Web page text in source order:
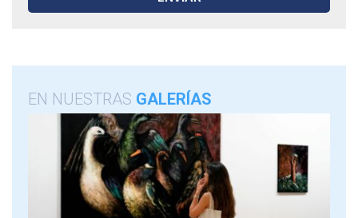
EN NUESTRAS GALERÍAS